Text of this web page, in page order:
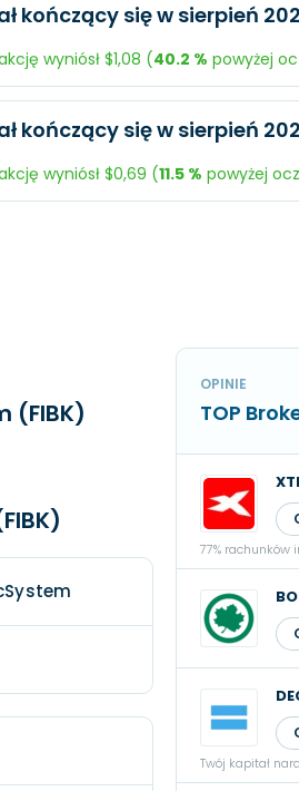
$0,69
$242,8 mln.
$56,97 mln.
$0,59
kończący się w sierpień
wyniósł $1,08 (40.2 % powyżej
$258,8 mln.
kończący się w sierpień
wyniósł $0,69 (11.5 % powyżej
(FIBK)
OPINIE
TOP
77%
Twój kapitał